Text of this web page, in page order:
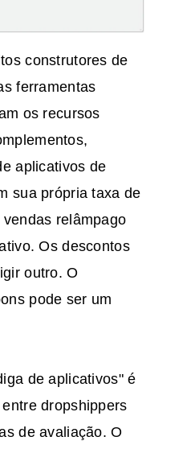
construtores de
ferramentas
os recursos
aplicativos de
sua própria taxa de
relâmpago
Os descontos
outro. O
pode ser um
de aplicativos" é
dropshippers
de avaliação. O